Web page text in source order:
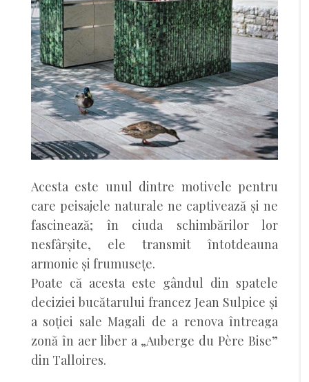
Acesta este unul dintre motivele pentru
care peisajele naturale ne captivează și ne
fascinează; în ciuda schimbărilor lor
nesfârșite, ele transmit întotdeauna
armonie și frumusețe.
Poate că acesta este gândul din spatele
deciziei bucătarului francez Jean Sulpice și
a soției sale Magali de a renova întreaga
zonă în aer liber a „Auberge du Père Bise”
din Talloires.